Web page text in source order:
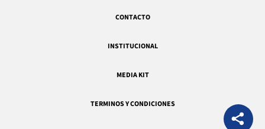
CONTACTO
INSTITUCIONAL
MEDIA KIT
TERMINOS Y CONDICIONES